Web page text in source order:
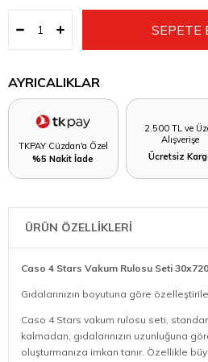
AYRICALIKLAR
TKPAY Cüzdan'a Özel
%5 Nakit İade
2.500 TL ve
Alışverişe
Ücretsiz
ÜRÜN ÖZELLİKLERİ
Caso 4 Stars Vakum Rulosu Seti
Gıdalarınızın boyutuna göre
Caso 4 Stars vakum rulosu seti,
kalmadan, gıdalarınızın uzunluğuna
oluşturmanıza imkan tanır. Özellikle